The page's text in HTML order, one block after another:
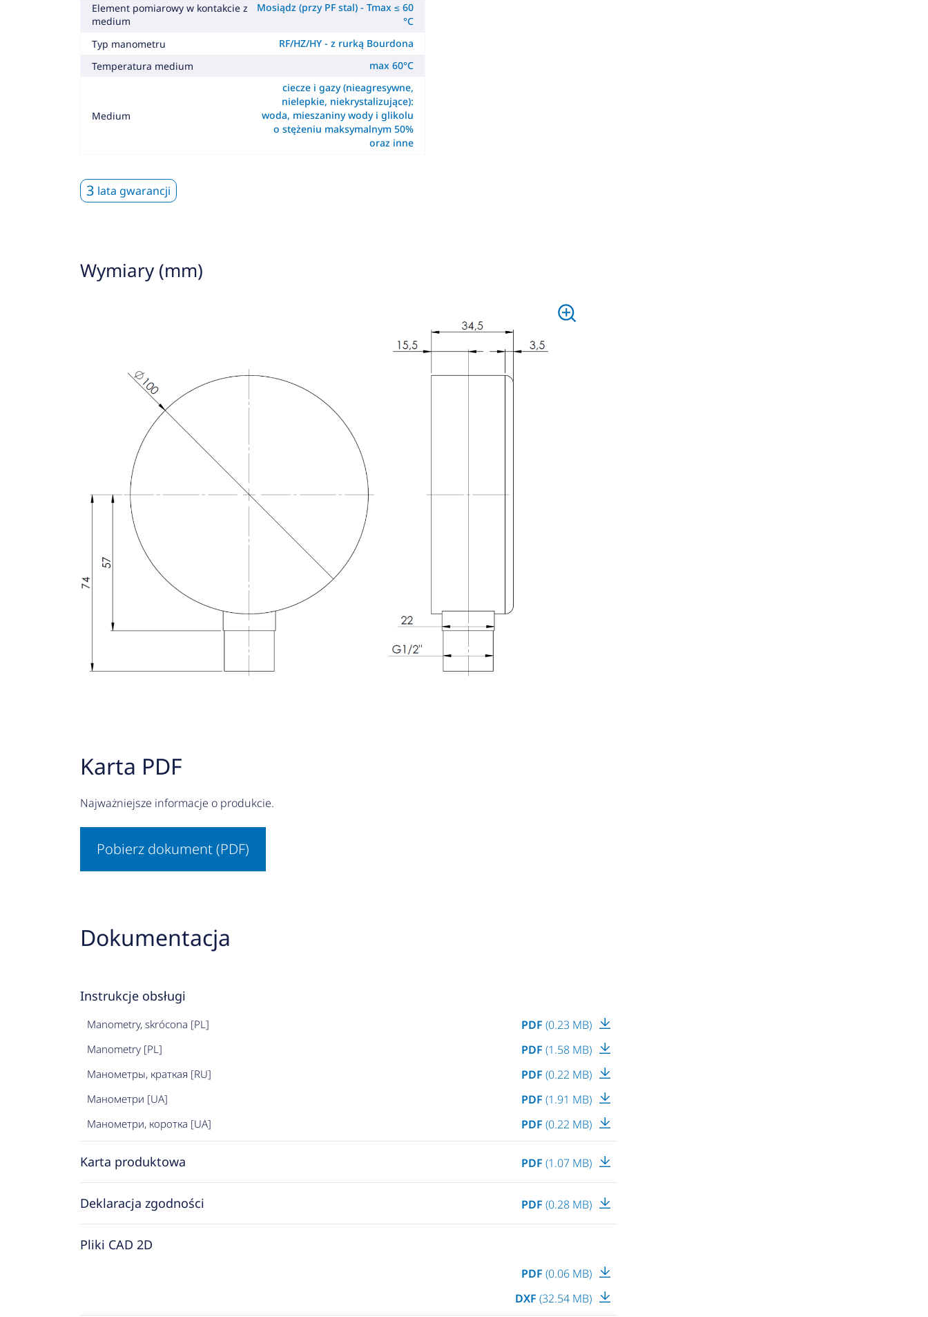
Element pomiarowy w kontakcie z
medium
Mosiądz (przy PF stal) - Tmax ≤ 60
°C
Typ manometru
RF/HZ/HY - z rurką Bourdona
Temperatura medium
max 60°C
Medium
ciecze i gazy (nieagresywne,
nielepkie, niekrystalizujące):
woda, mieszaniny wody i glikolu
o stężeniu maksymalnym 50%
oraz inne
3 lata gwarancji
Wymiary (mm)
Karta PDF
Najważniejsze informacje o produkcie.
Pobierz dokument (PDF)
Dokumentacja
Instrukcje obsługi
Manometry, skrócona [PL] PDF (0.23 MB)
Manometry [PL] PDF (1.58 MB)
Манометры, краткая [RU] PDF (0.22 MB)
Манометри [UA] PDF (1.91 MB)
Манометри, коротка [UA] PDF (0.22 MB)
Karta produktowa PDF (1.07 MB)
Deklaracja zgodności PDF (0.28 MB)
Pliki CAD 2D
PDF (0.06 MB)
DXF (32.54 MB)